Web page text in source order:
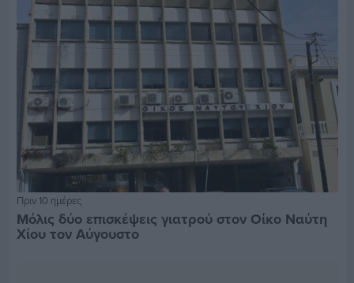
Πριν 10 ημέρες
Μόλις δύο επισκέψεις γιατρού στον Οίκο Ναύτη
Χίου τον Αύγουστο